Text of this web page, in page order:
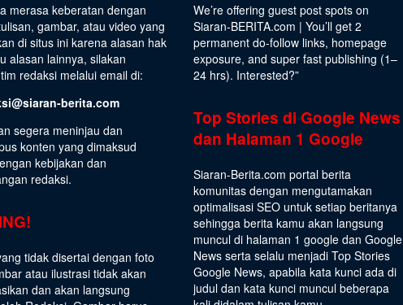
merasa keberatan dengan
gambar, atau video yang
di situs ini karena alasan hak
alasan lainnya, silakan
redaksi melalui email di:
berita.com
segera meninjau dan
konten yang dimaksud
kebijakan dan
redaksi.
tidak disertai dengan foto
atau ilustrasi tidak akan
dan akan langsung
We’re offering guest post spots on
Siaran-BERITA.com | You’ll get 2
permanent do-follow links, homepage
exposure, and super fast publishing (1–
24 hrs). Interested?”
Top Stories di Google News
dan Halaman 1 Google
Siaran-Berita.com portal berita
komunitas dengan mengutamakan
optimalisasi SEO untuk setiap beritanya
sehingga berita kamu akan langsung
muncul di halaman 1 google dan Google
News serta selalu menjadi Top Stories
Google News, apabila kata kunci ada di
judul dan kata kunci muncul beberapa